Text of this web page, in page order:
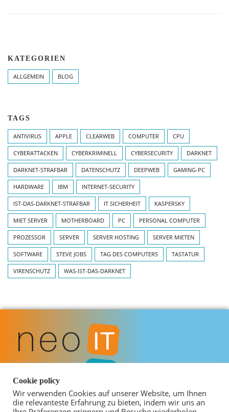
KATEGORIEN
ALLGEMEIN BLOG
TAGS
ANTIVIRUS APPLE CLEARWEB COMPUTER CPU
CYBERATTACKEN CYBERKRIMINELL CYBERSECURITY DARKNET
DARKNET-STRAFBAR DATENSCHUTZ DEEPWEB GAMING-PC
HARDWARE IBM INTERNET-SECURITY
IST-DAS-DARKNET-STRAFBAR IT SICHERHEIT KASPERSKY
MIET SERVER MOTHERBOARD PC PERSONAL COMPUTER
PROZESSOR SERVER SERVER HOSTING SERVER MIETEN
SOFTWARE STEVE JOBS TAG DES COMPUTERS TASTATUR
VIRENSCHUTZ WAS-IST-DAS-DARKNET
Cookie policy
Wir verwenden Cookies auf unserer Website, um Ihnen
die relevanteste Erfahrung zu bieten, indem wir uns an